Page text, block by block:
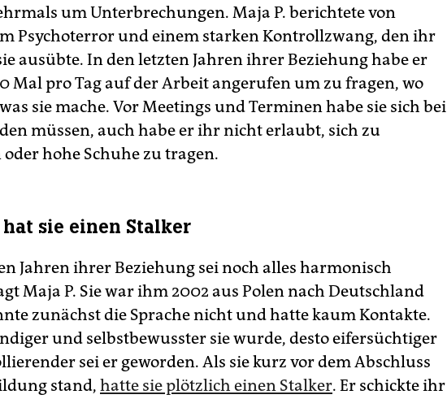
um Unterbrechungen. Maja P. berichtete von
Psychoterror und einem starken Kontrollzwang, den ihr
ausübte. In den letzten Jahren ihrer Beziehung habe er
Mal pro Tag auf der Arbeit angerufen um zu fragen, wo
sie mache. Vor Meetings und Terminen habe sie sich bei
müssen, auch habe er ihr nicht erlaubt, sich zu
hohe Schuhe zu tragen.
sie einen Stalker
Jahren ihrer Beziehung sei noch alles harmonisch
Maja P. Sie war ihm 2002 aus Polen nach Deutschland
zunächst die Sprache nicht und hatte kaum Kontakte.
und selbstbewusster sie wurde, desto eifersüchtiger
sei er geworden. Als sie kurz vor dem Abschluss
stand, hatte sie plötzlich einen Stalker. Er schickte ihr